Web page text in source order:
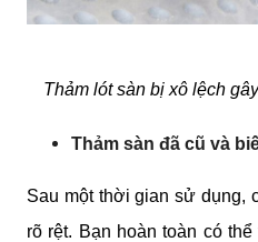
Thảm lót sàn bị xô lệch
Thảm sàn đã cũ và
Sau một thời gian sử dụng,
rõ rệt. Bạn hoàn toàn có